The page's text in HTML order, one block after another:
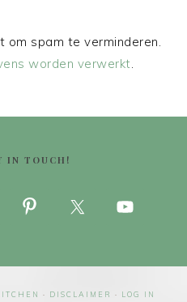
om spam te verminderen.
worden verwerkt.
IN TOUCH!
· DISCLAIMER · LOG IN